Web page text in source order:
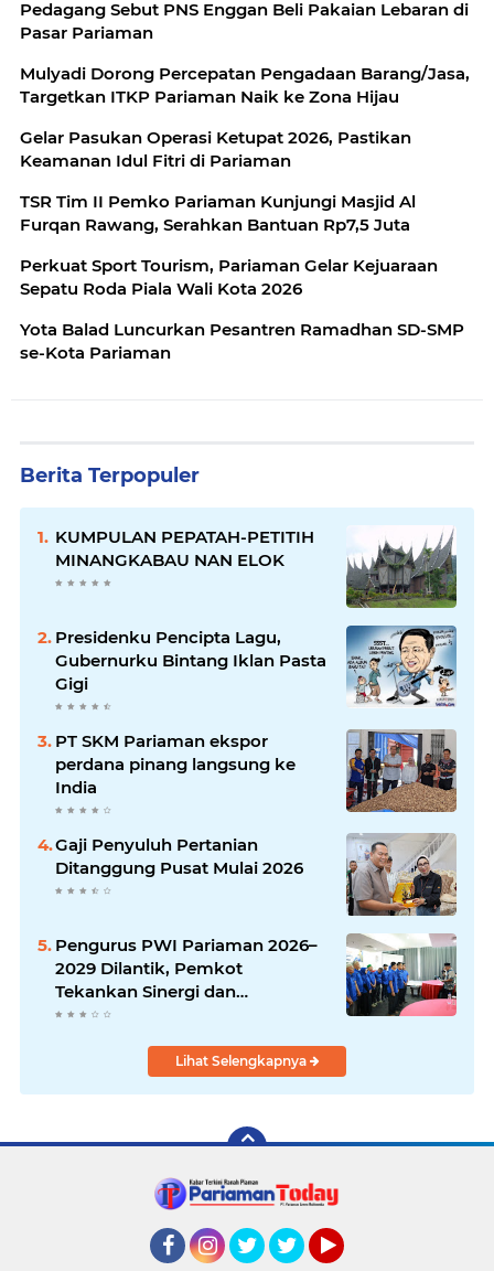
Pedagang Sebut PNS Enggan Beli Pakaian Lebaran di
Pasar Pariaman
Mulyadi Dorong Percepatan Pengadaan Barang/Jasa,
Targetkan ITKP Pariaman Naik ke Zona Hijau
Gelar Pasukan Operasi Ketupat 2026, Pastikan
Keamanan Idul Fitri di Pariaman
TSR Tim II Pemko Pariaman Kunjungi Masjid Al
Furqan Rawang, Serahkan Bantuan Rp7,5 Juta
Perkuat Sport Tourism, Pariaman Gelar Kejuaraan
Sepatu Roda Piala Wali Kota 2026
Yota Balad Luncurkan Pesantren Ramadhan SD-SMP
se-Kota Pariaman
Berita Terpopuler
KUMPULAN PEPATAH-PETITIH
MINANGKABAU NAN ELOK
Presidenku Pencipta Lagu,
Gubernurku Bintang Iklan Pasta
Gigi
PT SKM Pariaman ekspor
perdana pinang langsung ke
India
Gaji Penyuluh Pertanian
Ditanggung Pusat Mulai 2026
Pengurus PWI Pariaman 2026–
2029 Dilantik, Pemkot
Tekankan Sinergi dan
Profesionalisme Pers
Lihat Selengkapnya